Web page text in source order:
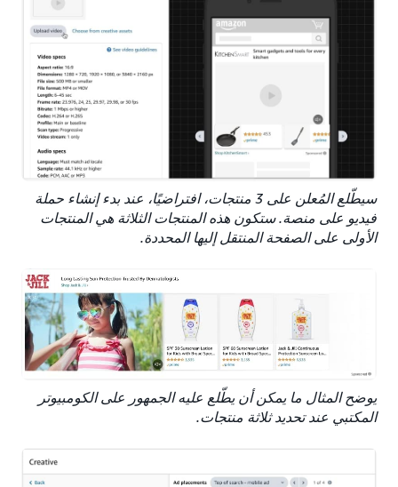
سيطّلع المُعلن على 3 منتجات، افتراضيًا، عند بدء إنشاء حملة
فيديو على منصة. ستكون هذه المنتجات الثلاثة هي المنتجات
الأولى على الصفحة المنتقل إليها المحددة.
يوضح المثال ما يمكن أن يطّلع عليه الجمهور على الكومبيوتر
المكتبي عند تحديد ثلاثة منتجات.